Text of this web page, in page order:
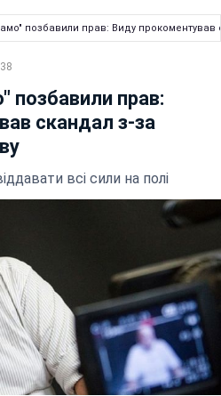
позбавили прав: Виду прокоментував
позбавили прав:
скандал з-за
всі сили на полі